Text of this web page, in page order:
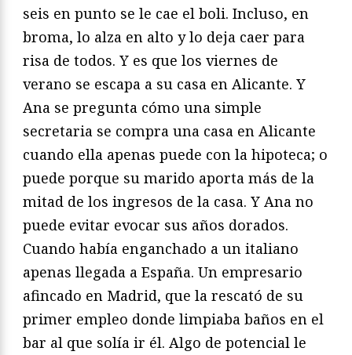
seis en punto se le cae el boli. Incluso, en
broma, lo alza en alto y lo deja caer para
risa de todos. Y es que los viernes de
verano se escapa a su casa en Alicante. Y
Ana se pregunta cómo una simple
secretaria se compra una casa en Alicante
cuando ella apenas puede con la hipoteca; o
puede porque su marido aporta más de la
mitad de los ingresos de la casa. Y Ana no
puede evitar evocar sus años dorados.
Cuando había enganchado a un italiano
apenas llegada a España. Un empresario
afincado en Madrid, que la rescató de su
primer empleo donde limpiaba baños en el
bar al que solía ir él. Algo de potencial le